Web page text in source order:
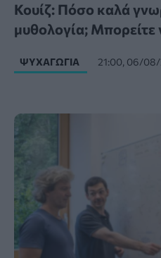
Κουίζ: Πόσο καλά
μυθολογία; Μπορείτε
ΨΥΧΑΓΩΓΊΑ 21:00, 06/